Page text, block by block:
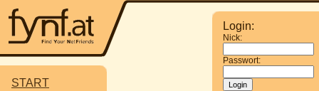
START
Login:
Nick:
Passwort: